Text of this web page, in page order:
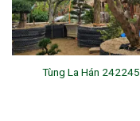
Tùng La Hán 242245